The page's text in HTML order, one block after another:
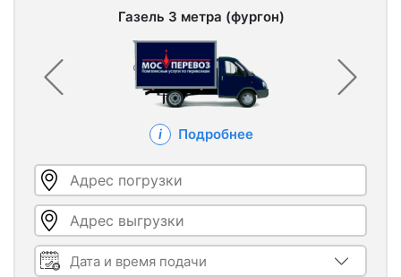
Газель 3 метра (фургон)
Подробнее
Адрес погрузки
Адрес выгрузки
Дата и время подачи